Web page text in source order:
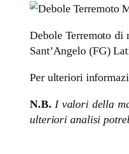
Debole Terremoto
Sant’Angelo (FG)
Per ulteriori
N.B. I valori della
ulteriori analisi